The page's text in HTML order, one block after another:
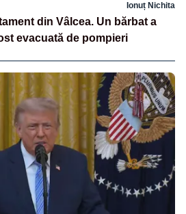
Ionuț Nichita
din Vâlcea. Un bărbat a
evacuată de pompieri